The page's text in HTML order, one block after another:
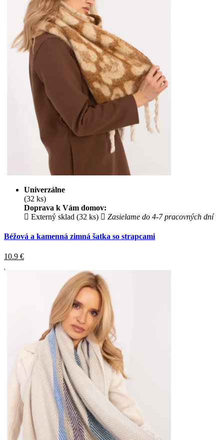
Univerzálne
(32 ks)
Doprava k Vám domov:
Externý sklad (32 ks)
Zasielame do 4-7 pracovných dní
Béžová a kamenná zimná šatka so strapcami
10.9 €